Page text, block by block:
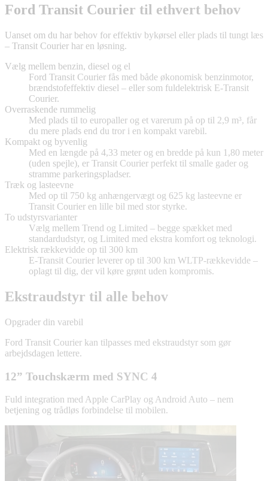
Ford Transit Courier til ethvert behov
Uanset om du har behov for effektiv bykørsel eller plads til tungt læs
– Transit Courier har en løsning.
Vælg mellem benzin, diesel og el
Ford Transit Courier fås med både økonomisk benzinmotor,
brændstofeffektiv diesel – eller som fuldelektrisk E-Transit
Courier.
Overraskende rummelig
Med plads til to europaller og et varerum på op til 2,9 m³, får
du mere plads end du tror i en kompakt varebil.
Kompakt og byvenlig
Med en længde på 4,33 meter og en bredde på kun 1,80 meter
(uden spejle), er Transit Courier perfekt til smalle gader og
stramme parkeringspladser.
Træk og lasteevne
Med op til 750 kg anhængervægt og 625 kg lasteevne er
Transit Courier en lille bil med stor styrke.
To udstyrsvarianter
Vælg mellem Trend og Limited – begge spækket med
standardudstyr, og Limited med ekstra komfort og teknologi.
Elektrisk rækkevidde op til 300 km
E-Transit Courier leverer op til 300 km WLTP-rækkevidde –
oplagt til dig, der vil køre grønt uden kompromis.
Ekstraudstyr til alle behov
Opgrader din varebil
Ford Transit Courier kan tilpasses med ekstraudstyr som gør
arbejdsdagen lettere.
12” Touchskærm med SYNC 4
Fuld integration med Apple CarPlay og Android Auto – nem
betjening og trådløs forbindelse til mobilen.